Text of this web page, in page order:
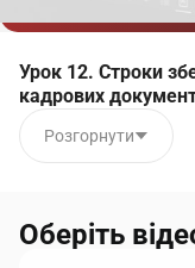
Урок 12. Строки
кадрових
Розгорнути
Оберіть